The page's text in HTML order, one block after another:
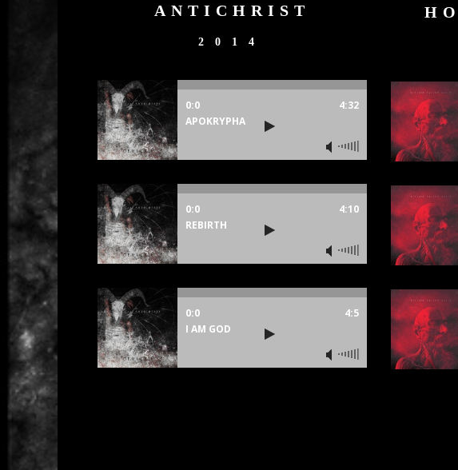
ANTICHRIST
2014
0:0
4:32
APOKRYPHA
0:0
4:10
REBIRTH
0:0
4:5
I AM GOD